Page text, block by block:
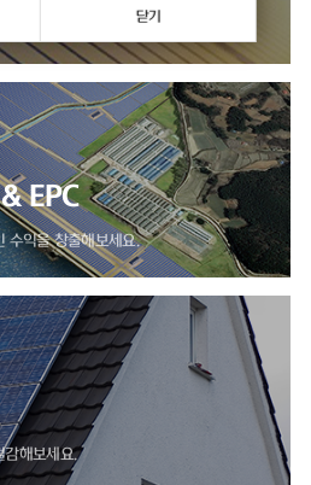
보세요.
EPC
수익을 창출해보세요.
감해보세요.
닫기